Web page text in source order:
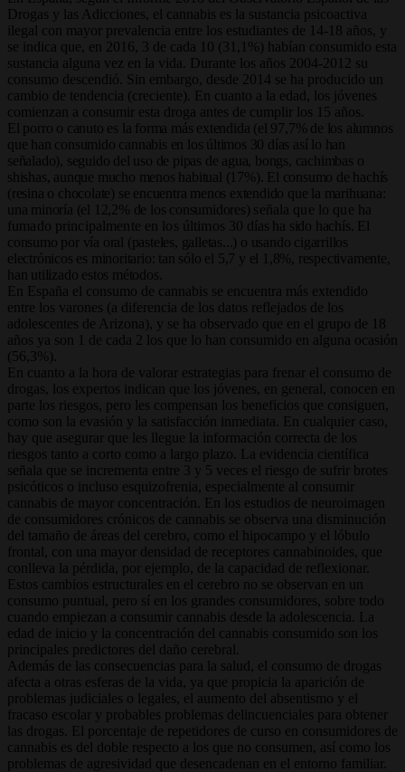
Drogas y las Adicciones, el cannabis es la sustancia psicoactiva
ilegal con mayor prevalencia entre los estudiantes de 14-18 años, y
se indica que, en 2016, 3 de cada 10 (31,1%) habían consumido esta
sustancia alguna vez en la vida. Durante los años 2004-2012 su
consumo descendió. Sin embargo, desde 2014 se ha producido un
cambio de tendencia (creciente). En cuanto a la edad, los jóvenes
comienzan a consumir esta droga antes de cumplir los 15 años.
El porro o canuto es la forma más extendida (el 97,7% de los alumnos
que han consumido cannabis en los últimos 30 días así lo han
señalado), seguido del uso de pipas de agua, bongs, cachimbas o
shishas, aunque mucho menos habitual (17%). El consumo de hachís
(resina o chocolate) se encuentra menos extendido que la marihuana:
una minoría (el 12,2% de los consumidores) señala que lo que ha
fumado principalmente en los últimos 30 días ha sido hachís. El
consumo por vía oral (pasteles, galletas...) o usando cigarrillos
electrónicos es minoritario: tan sólo el 5,7 y el 1,8%, respectivamente,
han utilizado estos métodos.
En España el consumo de cannabis se encuentra más extendido
entre los varones (a diferencia de los datos reflejados de los
adolescentes de Arizona), y se ha observado que en el grupo de 18
años ya son 1 de cada 2 los que lo han consumido en alguna ocasión
(56,3%).
En cuanto a la hora de valorar estrategias para frenar el consumo de
drogas, los expertos indican que los jóvenes, en general, conocen en
parte los riesgos, pero les compensan los beneficios que consiguen,
como son la evasión y la satisfacción inmediata. En cualquier caso,
hay que asegurar que les llegue la información correcta de los
riesgos tanto a corto como a largo plazo. La evidencia científica
señala que se incrementa entre 3 y 5 veces el riesgo de sufrir brotes
psicóticos o incluso esquizofrenia, especialmente al consumir
cannabis de mayor concentración. En los estudios de neuroimagen
de consumidores crónicos de cannabis se observa una disminución
del tamaño de áreas del cerebro, como el hipocampo y el lóbulo
frontal, con una mayor densidad de receptores cannabinoides, que
conlleva la pérdida, por ejemplo, de la capacidad de reflexionar.
Estos cambios estructurales en el cerebro no se observan en un
consumo puntual, pero sí en los grandes consumidores, sobre todo
cuando empiezan a consumir cannabis desde la adolescencia. La
edad de inicio y la concentración del cannabis consumido son los
principales predictores del daño cerebral.
Además de las consecuencias para la salud, el consumo de drogas
afecta a otras esferas de la vida, ya que propicia la aparición de
problemas judiciales o legales, el aumento del absentismo y el
fracaso escolar y probables problemas delincuenciales para obtener
las drogas. El porcentaje de repetidores de curso en consumidores de
cannabis es del doble respecto a los que no consumen, así como los
problemas de agresividad que desencadenan en el entorno familiar.